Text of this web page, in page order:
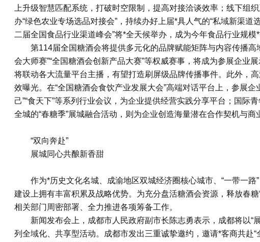
上升级智慧匹配系统，打破时空限制，提高对接洽谈效率；线下组
办“绿色农业专场选品对接会”，持续办好上届*具人气的“私域新渠道
二届全国食品行业渠道峰会”将*全天候举办，成为今年食品行业规模
第114届全国糖酒会将提供多元化的品牌赋能矩阵与内容传播
会大师赛”“全国糖酒会创新产品大赛”等权威赛事，将成为参展企业
将联动各大流量平台主播，有望打造刷屏级品牌传播事件。此外，
效曝光。在“全国糖酒会食饮产业发展大会”高端对话平台上，参展
己”“食天下”等系列行业会议，为企业提供经营实践分享平台；国际
全城的“春糖季”展城融合活动，则为企业创造海量潜在合作契机与商
“双向奔赴”
展城同心共酿新香甜
作为*历史文化名城、成渝地区双城经济圈核心城市、“一带一
建设上拥有丰富积累及战略优势。为充分盘活糖酒会资源，释放春
相关部门周密部署、全力推进各项筹备工作。
新闻发布会上，成都市人民政府副市长陈志勇表示，成都将以“
列全域化、共享型活动。成都市发出三重诚挚邀约，邀请*客商共赴